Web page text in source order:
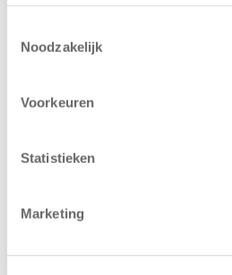
Noodzakelijk
Voorkeuren
Statistieken
Marketing
De
trainen alvast